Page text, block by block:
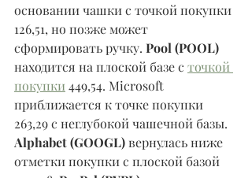
основании чашки с точкой покупки
126,51, но позже может
сформировать ручку. Pool (POOL)
находится на плоской базе с точкой
покупки 449,54. Microsoft
приближается к точке покупки
263,29 с неглубокой чашечной базы.
Alphabet (GOOGL) вернулась ниже
отметки покупки с плоской базой